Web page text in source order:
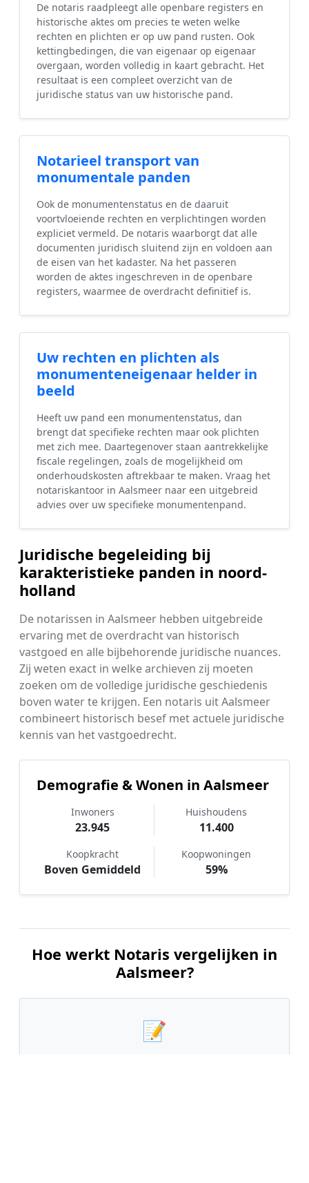
De notaris raadpleegt alle openbare registers en
historische aktes om precies te weten welke
rechten en plichten er op uw pand rusten. Ook
kettingbedingen, die van eigenaar op eigenaar
overgaan, worden volledig in kaart gebracht. Het
resultaat is een compleet overzicht van de
juridische status van uw historische pand.
Notarieel transport van
monumentale panden
Ook de monumentenstatus en de daaruit
voortvloeiende rechten en verplichtingen worden
expliciet vermeld. De notaris waarborgt dat alle
documenten juridisch sluitend zijn en voldoen aan
de eisen van het kadaster. Na het passeren
worden de aktes ingeschreven in de openbare
registers, waarmee de overdracht definitief is.
Uw rechten en plichten als
monumenteneigenaar helder in
beeld
Heeft uw pand een monumentenstatus, dan
brengt dat specifieke rechten maar ook plichten
met zich mee. Daartegenover staan aantrekkelijke
fiscale regelingen, zoals de mogelijkheid om
onderhoudskosten aftrekbaar te maken. Vraag het
notariskantoor in Aalsmeer naar een uitgebreid
advies over uw specifieke monumentenpand.
Juridische begeleiding bij
karakteristieke panden in noord-
holland
De notarissen in Aalsmeer hebben uitgebreide
ervaring met de overdracht van historisch
vastgoed en alle bijbehorende juridische nuances.
Zij weten exact in welke archieven zij moeten
zoeken om de volledige juridische geschiedenis
boven water te krijgen. Een notaris uit Aalsmeer
combineert historisch besef met actuele juridische
kennis van het vastgoedrecht.
Demografie & Wonen in Aalsmeer
Inwoners
23.945
Huishoudens
11.400
Koopkracht
Boven Gemiddeld
Koopwoningen
59%
Hoe werkt Notaris vergelijken in
Aalsmeer?
📝